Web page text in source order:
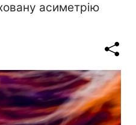
асиметрію